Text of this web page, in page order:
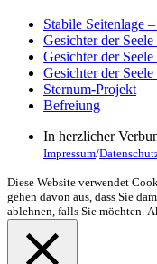
Stabile Seitenlage
Gesichter der Seele
Gesichter der Seele
Gesichter der Seele
Sternum-Projekt
Befreiung
In herzlicher
Impressum/
Diese Website verwendet
gehen davon aus, dass Sie
ablehnen, falls Sie möchten.